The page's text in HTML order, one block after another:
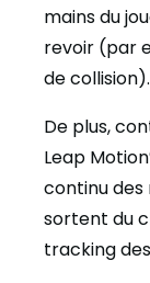
mains du
revoir (par
de collision).
De plus,
Leap
continu des
sortent du
tracking